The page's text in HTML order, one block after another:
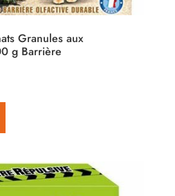
Granules aux
g Barrière